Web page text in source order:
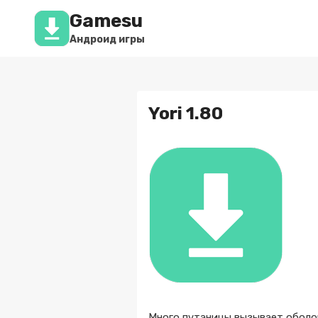
Перейти
содержимому
Gamesu
Андроид игры
Yori 1.80